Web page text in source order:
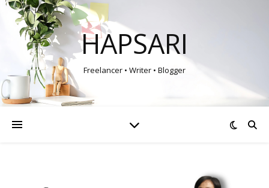
HAPSARI
Freelancer • Writer • Blogger